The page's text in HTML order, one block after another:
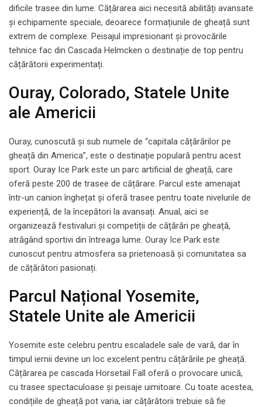
dificile trasee din lume. Cățărarea aici necesită abilități avansate
și echipamente speciale, deoarece formațiunile de gheață sunt
extrem de complexe. Peisajul impresionant și provocările
tehnice fac din Cascada Helmcken o destinație de top pentru
cățărătorii experimentați.
Ouray, Colorado, Statele Unite
ale Americii
Ouray, cunoscută și sub numele de “capitala cățărărilor pe
gheață din America”, este o destinație populară pentru acest
sport. Ouray Ice Park este un parc artificial de gheață, care
oferă peste 200 de trasee de cățărare. Parcul este amenajat
într-un canion înghețat și oferă trasee pentru toate nivelurile de
experiență, de la începători la avansați. Anual, aici se
organizează festivaluri și competiții de cățărări pe gheață,
atrăgând sportivi din întreaga lume. Ouray Ice Park este
cunoscut pentru atmosfera sa prietenoasă și comunitatea sa
de cățărători pasionați.
Parcul Național Yosemite,
Statele Unite ale Americii
Yosemite este celebru pentru escaladele sale de vară, dar în
timpul iernii devine un loc excelent pentru cățărările pe gheață.
Cățărarea pe cascada Horsetail Fall oferă o provocare unică,
cu trasee spectaculoase și peisaje uimitoare. Cu toate acestea,
condițiile de gheață pot varia, iar cățărătorii trebuie să fie